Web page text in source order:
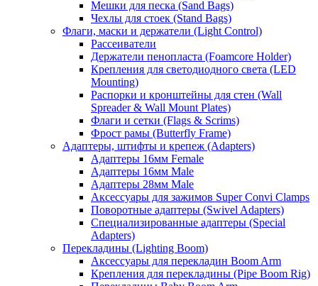
Мешки для песка (Sand Bags)
Чехлы для стоек (Stand Bags)
Флаги, маски и держатели (Light Control)
Рассеиватели
Держатели пенопласта (Foamcore Holder)
Крепления для светодиодного света (LED
Mounting)
Распорки и кронштейны для стен (Wall
Spreader & Wall Mount Plates)
Флаги и сетки (Flags & Scrims)
Фрост рамы (Butterfly Frame)
Адаптеры, штифты и крепеж (Adapters)
Адаптеры 16мм Female
Адаптеры 16мм Male
Адаптеры 28мм Male
Аксессуары для зажимов Super Convi Clamps
Поворотные адаптеры (Swivel Adapters)
Специализированные адаптеры (Special
Adapters)
Перекладины (Lighting Boom)
Аксессуары для перекладин Boom Arm
Крепления для перекладины (Pipe Boom Rig)